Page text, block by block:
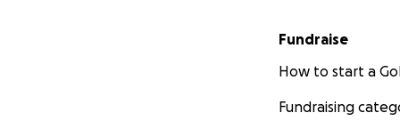
Fundraise
How to start a
Fundraising